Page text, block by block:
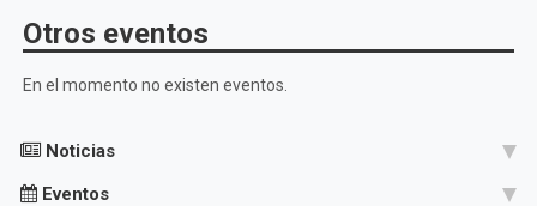
Otros eventos
En el momento no existen eventos.
Noticias
Eventos